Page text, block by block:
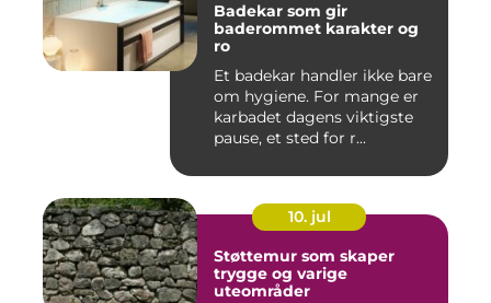
Badekar som gir
baderommet karakter og
ro
Et badekar handler ikke bare
om hygiene. For mange er
karbadet dagens viktigste
pause, et sted for r...
10. jul
Støttemur som skaper
trygge og varige
uteområder